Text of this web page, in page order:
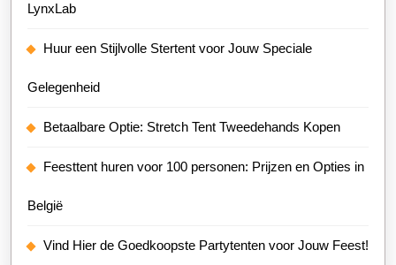
LynxLab
Huur een Stijlvolle Stertent voor Jouw Speciale
Gelegenheid
Betaalbare Optie: Stretch Tent Tweedehands Kopen
Feesttent huren voor 100 personen: Prijzen en Opties in
België
Vind Hier de Goedkoopste Partytenten voor Jouw Feest!